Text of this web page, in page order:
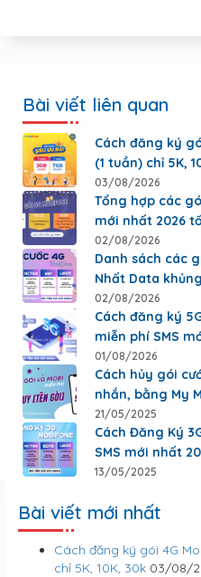
Bài viết liên quan
Cách đăng ký
(1 tuần) chỉ 5K,
03/08/2026
Tổng hợp các
mới nhất 2026
02/08/2026
Danh sách các
Nhất Data
02/08/2026
Cách đăng ký
miễn phí SMS
01/08/2026
Cách hủy gói
nhắn, bằng My
21/05/2025
Cách Đăng Ký
SMS mới nhất
13/05/2025
Bài viết mới nhất
Cách đăng ký gói 4G
chỉ 5K, 10K, 30k 03/08/